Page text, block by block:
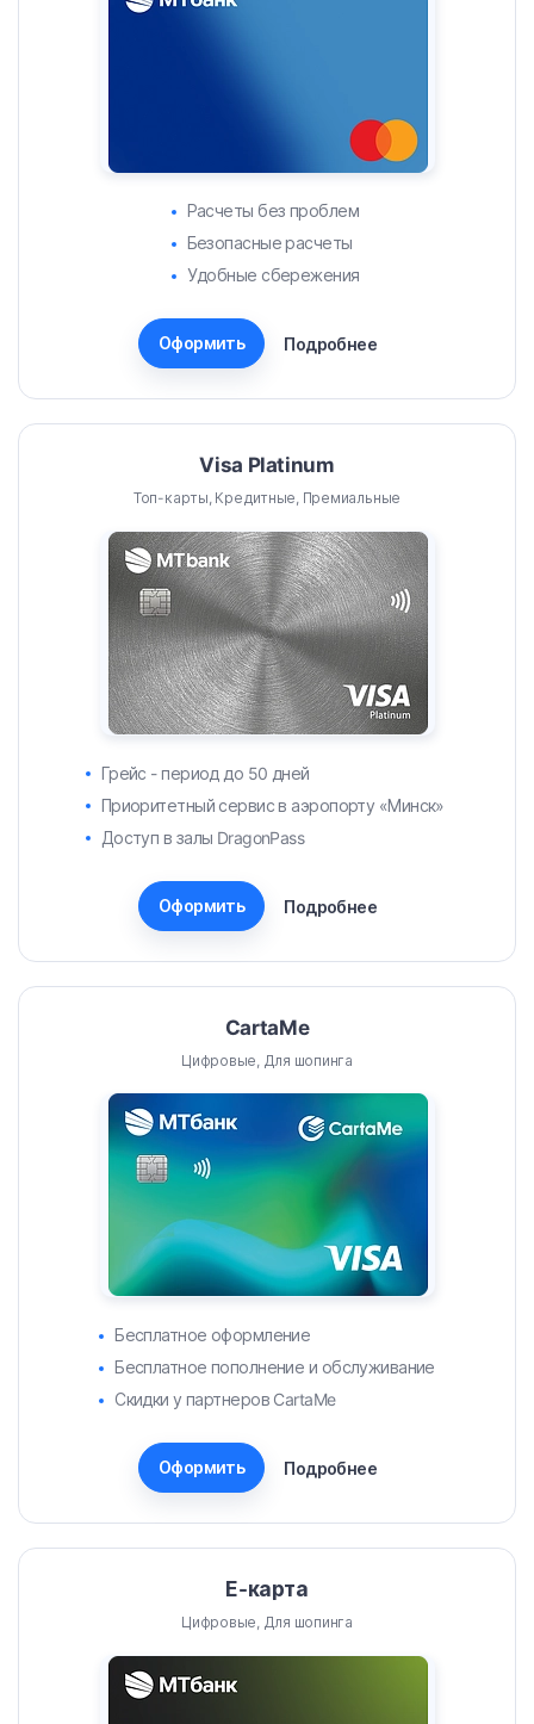
Расчеты без проблем
Безопасные расчеты
Удобные сбережения
Оформить Подробнее
Visa Platinum
Топ-карты, Кредитные, Премиальные
Грейс - период до 50 дней
Приоритетный сервис в аэропорту «Минск»
Доступ в залы DragonPass
Оформить Подробнее
CartaMe
Цифровые, Для шопинга
Бесплатное оформление
Бесплатное пополнение и обслуживание
Скидки у партнеров CartaMe
Оформить Подробнее
Е-карта
Цифровые, Для шопинга